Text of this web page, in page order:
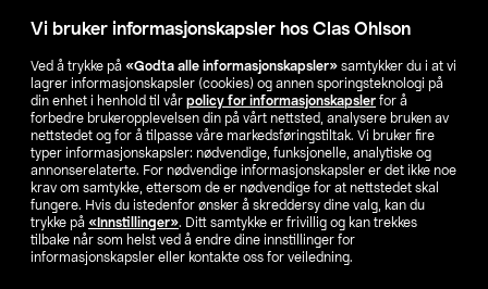
Vi bruker informasjonskapsler hos Clas Ohlson
Ved å trykke på «Godta alle informasjonskapsler» samtykker du i at vi
lagrer informasjonskapsler (cookies) og annen sporingsteknologi på
din enhet i henhold til vår policy for informasjonskapsler for å
forbedre brukeropplevelsen din på vårt nettsted, analysere bruken av
nettstedet og for å tilpasse våre markedsføringstiltak. Vi bruker fire
typer informasjonskapsler: nødvendige, funksjonelle, analytiske og
annonserelaterte. For nødvendige informasjonskapsler er det ikke noe
krav om samtykke, ettersom de er nødvendige for at nettstedet skal
fungere. Hvis du istedenfor ønsker å skreddersy dine valg, kan du
trykke på «Innstillinger». Ditt samtykke er frivillig og kan trekkes
tilbake når som helst ved å endre dine innstillinger for
informasjonskapsler eller kontakte oss for veiledning.
Våre selskaper
Finn din butikk
SE NO FI